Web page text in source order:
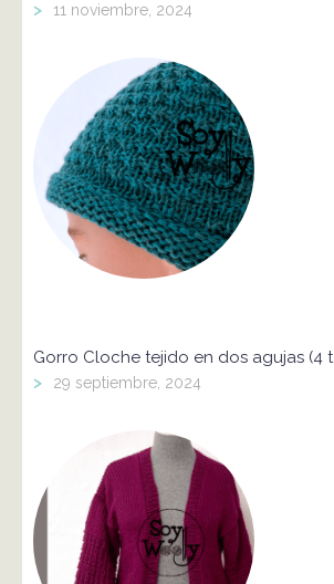
> 11 noviembre, 2024
Gorro Cloche tejido en dos agujas (4
> 29 septiembre, 2024